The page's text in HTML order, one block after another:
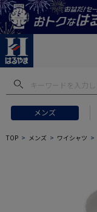
メンズ
TOP メンズ ワイシャツ